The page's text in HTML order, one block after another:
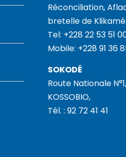
Réconciliation,
bretelle de Klikamé.
Tel: +228 22 53 51
Mobile: +228 91 36
SOKODÉ
Route Nationale
KOSSOBIO,
Tél. : 92 72 41 41